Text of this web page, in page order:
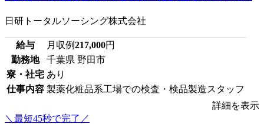
日研トータルソーシング株式会社
給与 月収例217,000円
勤務地
千葉県 野田市
寮・社宅 あり
仕事内容 製薬化粧品系工場での検査・検品製造スタッフ
詳細を表示
＼最短45秒で完了／